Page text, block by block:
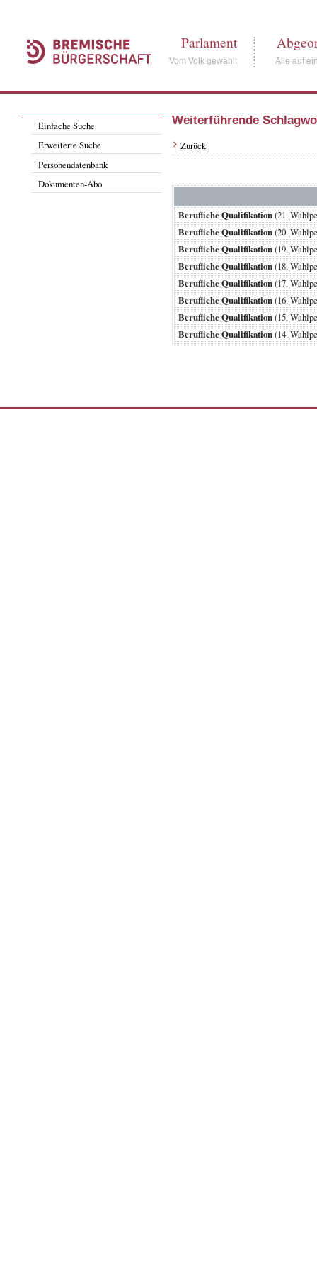
Parlament
Vom Volk gewählt Alle auf
Einfache Suche
Erweiterte Suche
Personendatenbank
Dokumenten-Abo
Weiterführende
Zurück
Berufliche Qualifikation(21.
Berufliche Qualifikation(20.
Berufliche Qualifikation(19.
Berufliche Qualifikation(18.
Berufliche Qualifikation(17.
Berufliche Qualifikation(16.
Berufliche Qualifikation(15.
Berufliche Qualifikation(14.